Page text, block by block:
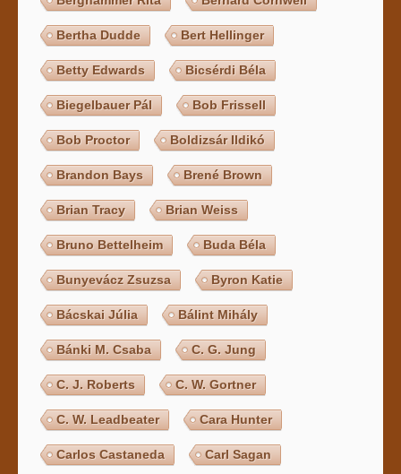
Bertha Dudde Bert Hellinger
Betty Edwards Bicsérdi Béla
Biegelbauer Pál Bob Frissell
Bob Proctor Boldizsár Ildikó
Brandon Bays Brené Brown
Brian Tracy Brian Weiss
Bruno Bettelheim Buda Béla
Bunyevácz Zsuzsa Byron Katie
Bácskai Júlia Bálint Mihály
Bánki M. Csaba C. G. Jung
C. J. Roberts C. W. Gortner
C. W. Leadbeater Cara Hunter
Carlos Castaneda Carl Sagan